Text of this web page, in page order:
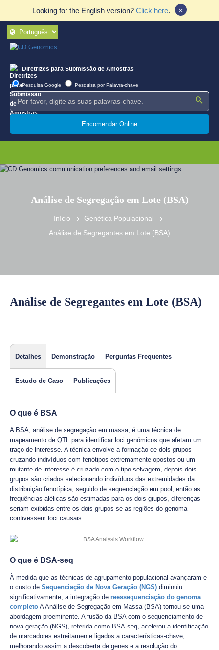
Looking for the English version? Click here. ×
Diretrizes para Submissão de Amostras
Pesquisa Google Pesquisa por Palavra-chave
Encomendar Online
Análise de Segregação em Lote (BSA)
Início
Genética Populacional
Análise de Segregantes em Lote (BSA)
Análise de Segregantes em Lote (BSA)
Detalhes Demonstração Perguntas Frequentes
Estudo de Caso Publicações
O que é BSA
A BSA, análise de segregação em massa, é uma técnica de
mapeamento de QTL para identificar loci genómicos que afetam um
traço de interesse. A técnica envolve a formação de dois grupos
cruzando indivíduos com fenótipos extremamente opostos ou um
mutante de interesse é cruzado com o tipo selvagem, depois dois
grupos são criados selecionando indivíduos das extremidades da
distribuição fenotípica, seguido de sequenciação em pool, então as
frequências alélicas são estimadas para os dois grupos, diferenças
seriam exibidas entre os dois grupos se as regiões do genoma
contivessem loci causais.
O que é BSA-seq
À medida que as técnicas de agrupamento populacional avançaram e
o custo de Sequenciação de Nova Geração (NGS) diminuiu
significativamente, a integração de reessequenciação do genoma
completo A Análise de Segregação em Massa (BSA) tornou-se uma
abordagem proeminente. A fusão da BSA com o sequenciamento de
nova geração (NGS), referida como BSA-seq, acelerou a identificação
de marcadores estreitamente ligados a características-chave,
melhorando assim a descoberta de genes e a resolução do